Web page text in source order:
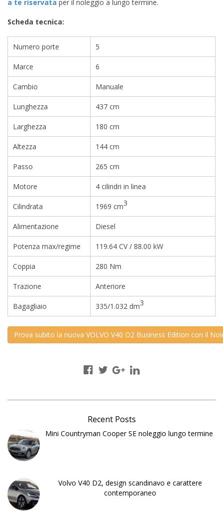
a te riservata per il noleggio a lungo termine.
Scheda tecnica:
Numero porte 5
Marce 6
Cambio Manuale
Lunghezza 437 cm
Larghezza 180 cm
Altezza 144 cm
Passo 265 cm
Motore 4 cilindri in linea
Cilindrata 1969 cm3
Alimentazione Diesel
Potenza max/regime 119.64 CV / 88.00 kW
Coppia 280 Nm
Trazione Anteriore
Bagagliaio 335/1.032 dm3
Prova subito la nuova VOLVO V40 D2 Business Edition con il
Recent Posts
Mini Countryman Cooper SE noleggio lungo termine
Volvo V40 D2, design scandinavo e carattere
contemporaneo